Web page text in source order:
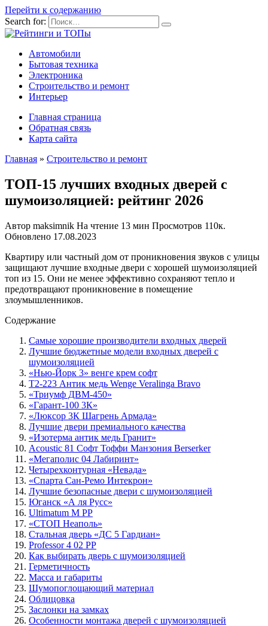
Перейти к содержанию
Search for:
Автомобили
Бытовая техника
Электроника
Строительство и ремонт
Интерьер
Главная страница
Обратная связь
Карта сайта
Главная » Строительство и ремонт
ТОП-15 лучших входных дверей с
шумоизоляцией: рейтинг 2026
Автор maksimnik На чтение 13 мин Просмотров 110к.
Обновлено 17.08.2023
Квартиру или частный дом от проникновения звуков с улицы
защищают лучшие входные двери с хорошей шумоизоляцией
топ из 15. Они не менее эффективно сохраняют тепло и
предотвращают проникновение в помещение
злоумышленников.
Содержание
Самые хорошие производители входных дверей
Лучшие бюджетные модели входных дверей с
шумоизоляцией
«Нью-Йорк 3» венге крем софт
T2-223 Антик медь Wenge Veralinga Bravo
«Триумф ДВМ-450»
«Гарант-100 3К»
«Люксор 3К Шагрень Армада»
Лучшие двери премиального качества
«Изотерма антик медь Гранит»
Acoustic 81 Софт Тоффи Манзония Berserker
«Мегаполис 04 Лабиринт»
Четырехконтурная «Невада»
«Спарта Сан-Ремо Интекрон»
Лучшие безопасные двери с шумоизоляцией
Юганск «А ля Русс»
Ultimatum M PP
«СТОП Неаполь»
Стальная дверь «ДС 5 Гардиан»
Professor 4 02 PP
Как выбирать дверь с шумоизоляцией
Герметичность
Масса и габариты
Шумопоглощающий материал
Облицовка
Заслонки на замках
Особенности монтажа дверей с шумоизоляцией